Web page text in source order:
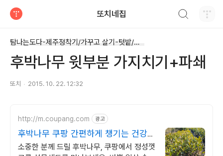
또치네집
탐나는도다-제주정착기/가꾸고 살기-텃밭/마당
후박나무 윗부분 가지치기+파쇄
또치 2015. 10. 22. 12:32
http://m.coupang.com 광고
후박나무 쿠팡 간편하게 챙기는 건강습
관
소중한 분께 드릴 후박나무, 쿠팡에서 정성껏